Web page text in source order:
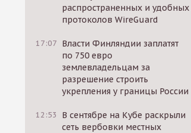
распространенных и удобных
протоколов WireGuard
17:07 Власти Финляндии заплатят
по 750 евро
землевладельцам за
разрешение строить
укрепления у границы России
12:53
В сентябре на Кубе раскрыли
сеть вербовки местных